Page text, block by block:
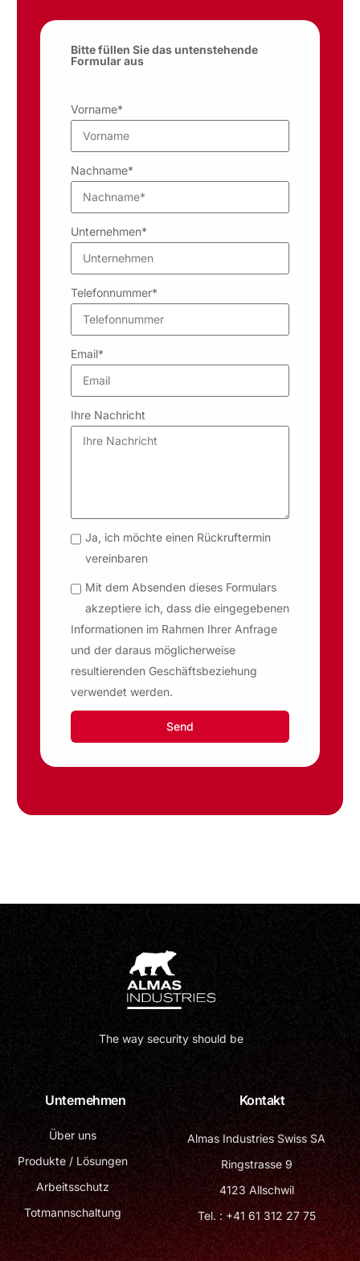
Bitte füllen Sie das untenstehende
Formular aus
Vorname*
Nachname*
Unternehmen*
Telefonnummer*
Email*
Ihre Nachricht
Ja, ich möchte einen Rückruftermin
vereinbaren
Mit dem Absenden dieses Formulars
akzeptiere ich, dass die eingegebenen
Informationen im Rahmen Ihrer Anfrage
und der daraus möglicherweise
resultierenden Geschäftsbeziehung
verwendet werden.
Send
The way security should be
Unternehmen
Über uns
Produkte / Lösungen
Arbeitsschutz
Totmannschaltung
Kontakt
Almas Industries Swiss SA
Ringstrasse 9
4123 Allschwil
Tel. : +41 61 312 27 75